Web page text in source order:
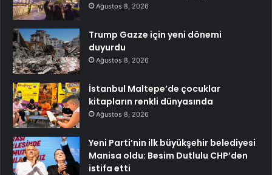
Ağustos 8, 2026
Trump Gazze için yeni dönemi
duyurdu
Ağustos 8, 2026
İstanbul Maltepe’de çocuklar
kitapların renkli dünyasında
Ağustos 8, 2026
Yeni Parti’nin ilk büyükşehir belediyesi
Manisa oldu: Besim Dutlulu CHP’den
istifa etti